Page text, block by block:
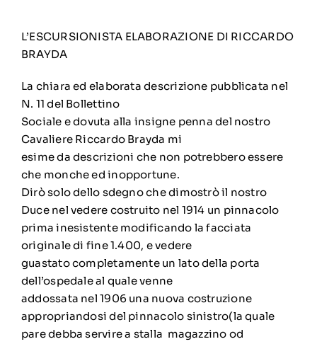
L’ESCURSIONISTA ELABORAZIONE DI RICCARDO
BRAYDA
La chiara ed elaborata descrizione pubblicata nel
N. 11 del Bollettino
Sociale e dovuta alla insigne penna del nostro
Cavaliere Riccardo Brayda mi
esime da descrizioni che non potrebbero essere
che monche ed inopportune.
Dirò solo dello sdegno che dimostrò il nostro
Duce nel vedere costruito nel 1914 un pinnacolo
prima inesistente modificando la facciata
originale di fine 1.400, e vedere
guastato completamente un lato della porta
dell’ospedale al quale venne
addossata nel 1906 una nuova costruzione
appropriandosi del pinnacolo sinistro(la quale
pare debba servire a stalla magazzino od